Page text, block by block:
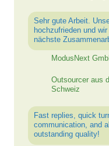
Sehr gute Arbeit.
hochzufrieden und
nächste
ModusNext
Outsourcer aus
Schweiz
Fast replies, quick
communication, and
outstanding quality!